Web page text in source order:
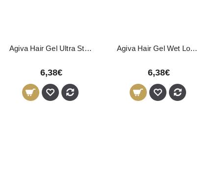
Agiva Hair Gel Ultra Strong 02 200ml
6,38€
Agiva Hair Gel Wet Look 01 200ml
6,38€